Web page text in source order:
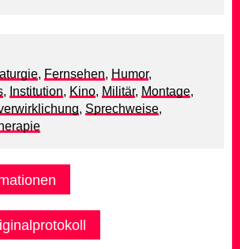
, Fernsehen, Humor,
, Institution, Kino, Militär, Montage,
, Sprechweise,